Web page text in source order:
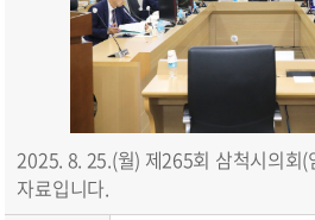
2025. 8. 25.(월) 제265회 삼척시의회
자료입니다.